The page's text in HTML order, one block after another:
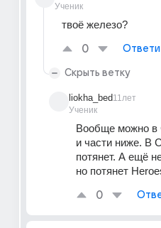
Ученик
твоё железо?
0
Скрыть ветку
liokha_bed
Ученик
11лет
Вообще можно в
и части ниже. В
потянет. А ещё
но потянет
0